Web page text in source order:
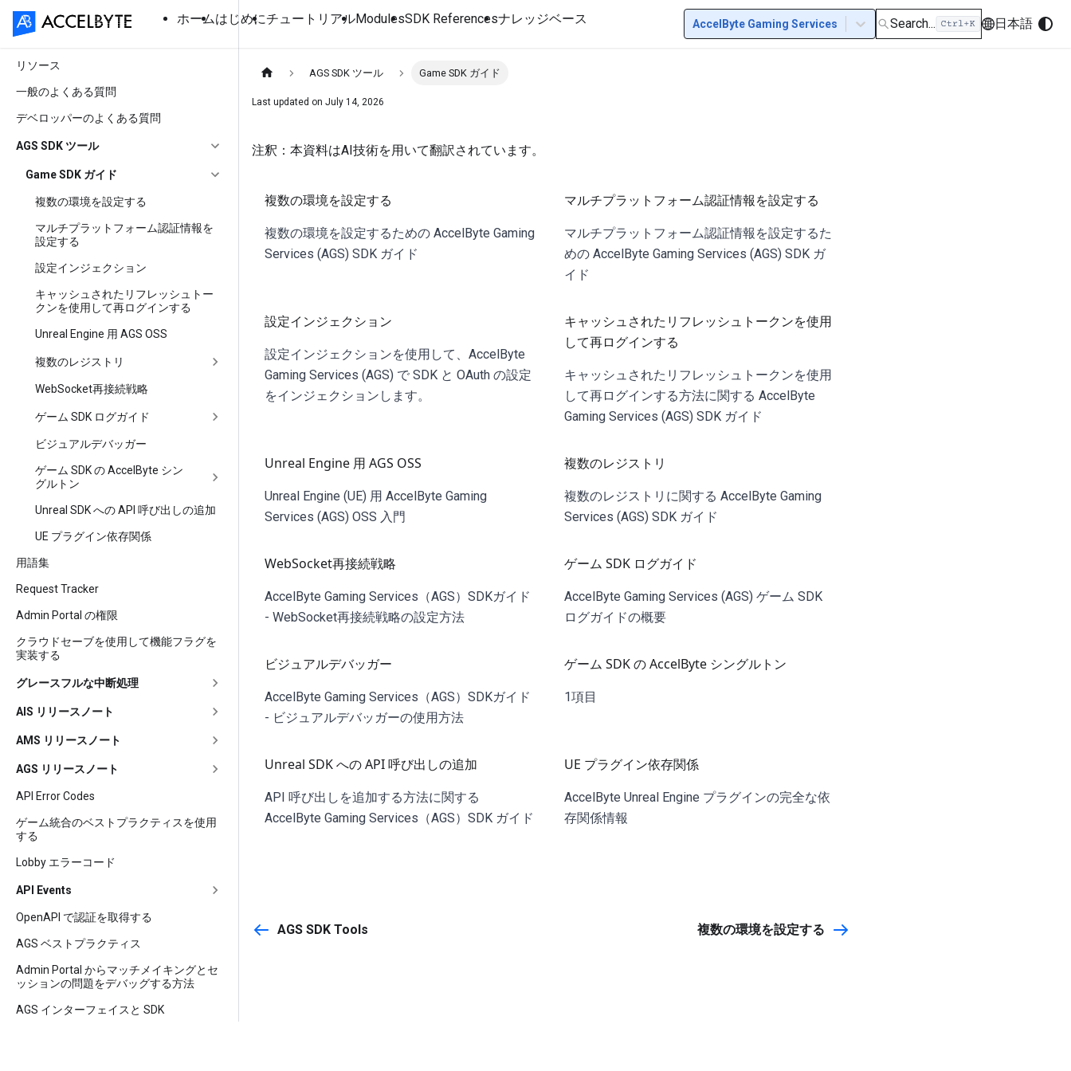
ホームはじめにチュートリアルModulesSDK Referencesナレッジベース AccelByte Gaming Services Search... 日本語
リソース
一般のよくある質問
デベロッパーのよくある質問
AGS SDK ツール
Game SDK ガイド
複数の環境を設定する
マルチプラットフォーム認証情報を
設定する
設定インジェクション
キャッシュされたリフレッシュトー
クンを使用して再ログインする
Unreal Engine 用 AGS OSS
複数のレジストリ
WebSocket再接続戦略
ゲーム SDK ログガイド
ビジュアルデバッガー
ゲーム SDK の AccelByte シン
グルトン
Unreal SDK への API 呼び出しの追加
UE プラグイン依存関係
用語集
Request Tracker
Admin Portal の権限
クラウドセーブを使用して機能フラグを
実装する
グレースフルな中断処理
AIS リリースノート
AMS リリースノート
AGS リリースノート
API Error Codes
ゲーム統合のベストプラクティスを使用
する
Lobby エラーコード
API Events
OpenAPI で認証を取得する
AGS ベストプラクティス
Admin Portal からマッチメイキングとセ
ッションの問題をデバッグする方法
AGS インターフェイスと SDK
AGS SDK ツール Game SDK ガイド
Last updated on July 14, 2026
注釈：本資料はAI技術を用いて翻訳されています。
複数の環境を設定する
複数の環境を設定するための AccelByte Gaming
Services (AGS) SDK ガイド
マルチプラットフォーム認証情報を設定する
マルチプラットフォーム認証情報を設定するた
めの AccelByte Gaming Services (AGS) SDK ガ
イド
設定インジェクション
設定インジェクションを使用して、AccelByte
Gaming Services (AGS) で SDK と OAuth の設定
をインジェクションします。
キャッシュされたリフレッシュトークンを使用
して再ログインする
キャッシュされたリフレッシュトークンを使用
して再ログインする方法に関する AccelByte
Gaming Services (AGS) SDK ガイド
Unreal Engine 用 AGS OSS
Unreal Engine (UE) 用 AccelByte Gaming
Services (AGS) OSS 入門
複数のレジストリ
複数のレジストリに関する AccelByte Gaming
Services (AGS) SDK ガイド
WebSocket再接続戦略
AccelByte Gaming Services（AGS）SDKガイド
- WebSocket再接続戦略の設定方法
ゲーム SDK ログガイド
AccelByte Gaming Services (AGS) ゲーム SDK
ログガイドの概要
ビジュアルデバッガー
AccelByte Gaming Services（AGS）SDKガイド
- ビジュアルデバッガーの使用方法
ゲーム SDK の AccelByte シングルトン
1項目
Unreal SDK への API 呼び出しの追加
API 呼び出しを追加する方法に関する
AccelByte Gaming Services（AGS）SDK ガイド
UE プラグイン依存関係
AccelByte Unreal Engine プラグインの完全な依
存関係情報
AGS SDK Tools 複数の環境を設定する